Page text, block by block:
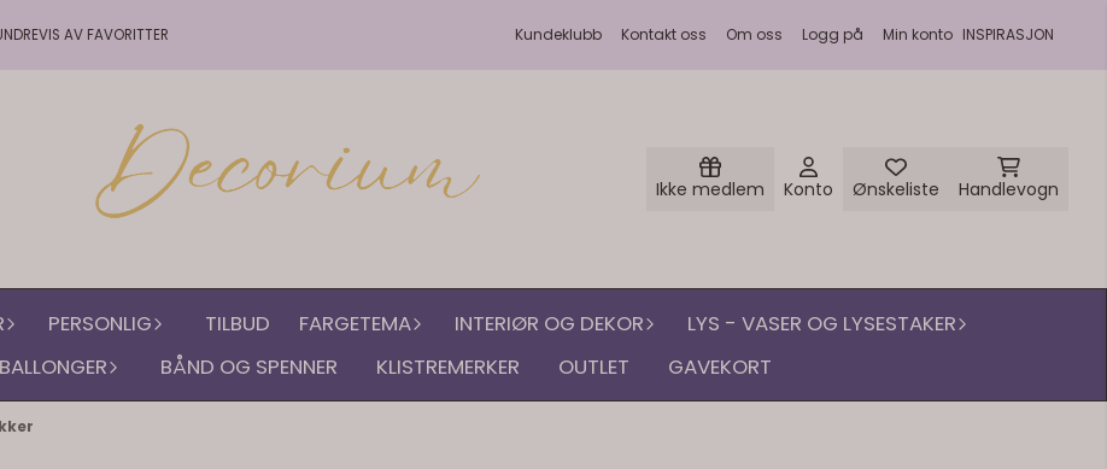
AV FAVORITTER Kundeklubb Kontakt oss Om oss Logg på Min konto INSPIRASJON
Ikke medlem Konto Ønskeliste Handlevogn
PERSONLIG TILBUD FARGETEMA INTERIØR OG DEKOR
LYS - VASER OG LYSESTAKER
BALLONGER BÅND OG SPENNER KLISTREMERKER OUTLET GAVEKORT